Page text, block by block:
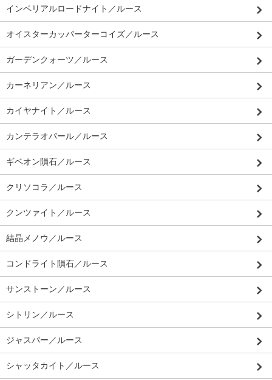
インペリアルロードナイト／ルース
オイスターカッパーターコイズ／ルース
ガーデンクォーツ／ルース
カーネリアン／ルース
カイヤナイト／ルース
カンテラオパール／ルース
ギベオン隕石／ルース
クリソコラ／ルース
クンツァイト／ルース
結晶メノウ／ルース
コンドライト隕石／ルース
サンストーン／ルース
シトリン／ルース
ジャスパー／ルース
シャッタカイト／ルース